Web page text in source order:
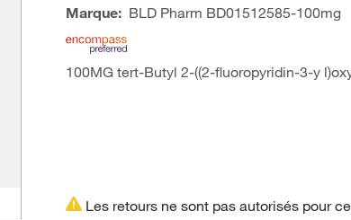
Marque: BLD Pharm BD01512585-100mg
100MG tert-Butyl 2-((2-fluoropyridin-3-y
Les retours ne sont pas autorisés pour